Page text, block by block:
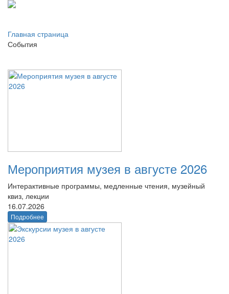
Главная страница
События
Мероприятия музея в августе 2026
Интерактивные программы, медленные чтения, музейный
квиз, лекции
16.07.2026
Подробнее